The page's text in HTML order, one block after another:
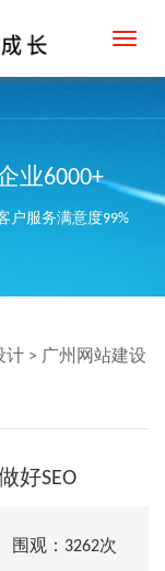
业6000+
户服务满意度99%
计 > 广州网站建设
好SEO
围观：3262次